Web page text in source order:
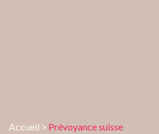
Accueil > Prévoyance suisse